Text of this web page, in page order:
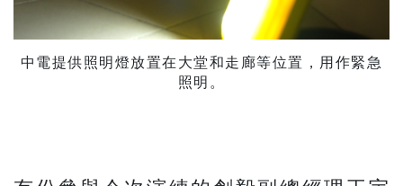
中電提供照明燈放置在大堂和走廊等位置，用作緊急
照明。